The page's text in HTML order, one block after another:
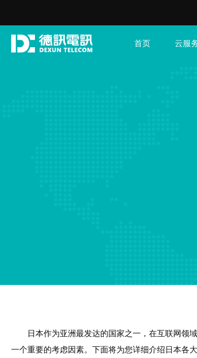
首页 云服
日本作为亚洲最发达的国家之一，在互联网领
一个重要的考虑因素。下面将为您详细介绍日本各